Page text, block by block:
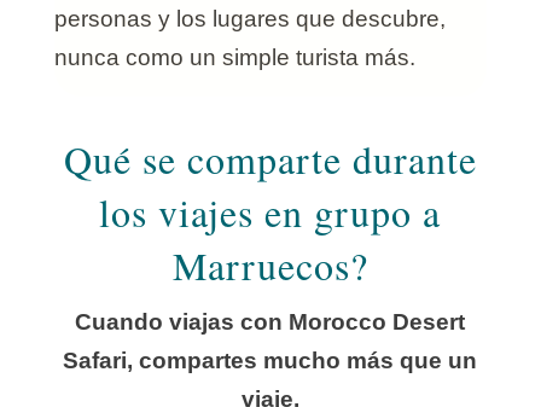
personas y los lugares que descubre,
nunca como un simple turista más.
Qué se comparte durante
los viajes en grupo a
Marruecos?
Cuando viajas con Morocco Desert
Safari, compartes mucho más que un
viaje.